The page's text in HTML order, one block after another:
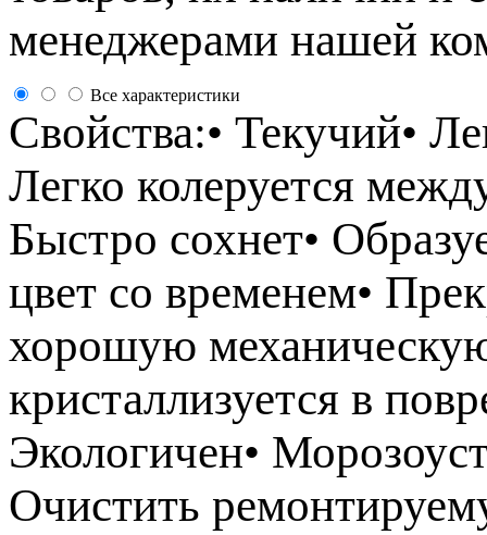
менеджерами нашей
Все характеристики
Свойства:• Текучий•
Легко колеруется
Быстро сохнет•
цвет со временем•
хорошую
кристаллизуется в
Экологичен•
Очистить